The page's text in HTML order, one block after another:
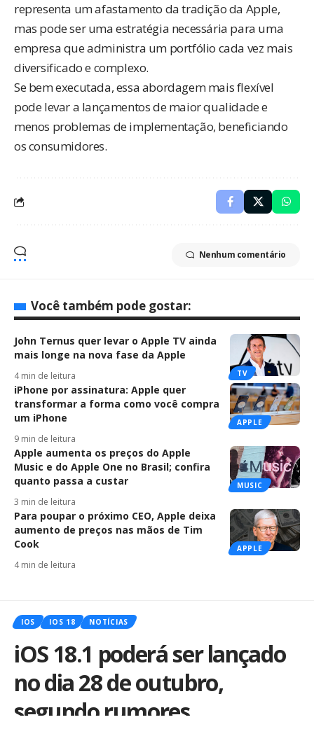
representa um afastamento da tradição da Apple,
mas pode ser uma estratégia necessária para uma
empresa que administra um portfólio cada vez mais
diversificado e complexo.
Se bem executada, essa abordagem mais flexível
pode levar a lançamentos de maior qualidade e
menos problemas de implementação, beneficiando
os consumidores.
Nenhum comentário
Você também pode gostar:
TV
John Ternus quer levar o Apple TV ainda
mais longe na nova fase da Apple
4 min de leitura
APPLE
iPhone por assinatura: Apple quer
transformar a forma como você compra
um iPhone
9 min de leitura
MUSIC
Apple aumenta os preços do Apple
Music e do Apple One no Brasil; confira
quanto passa a custar
3 min de leitura
APPLE
Para poupar o próximo CEO, Apple deixa
aumento de preços nas mãos de Tim
Cook
4 min de leitura
IOS IOS 18 NOTÍCIAS
iOS 18.1 poderá ser lançado
no dia 28 de outubro,
segundo rumores